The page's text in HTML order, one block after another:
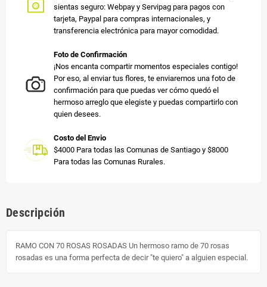
sientas seguro: Webpay y Servipag para pagos con
tarjeta, Paypal para compras internacionales, y
transferencia electrónica para mayor comodidad.
Foto de Confirmación
¡Nos encanta compartir momentos especiales contigo!
Por eso, al enviar tus flores, te enviaremos una foto de
confirmación para que puedas ver cómo quedó el
hermoso arreglo que elegiste y puedas compartirlo con
quien desees.
Costo del Envio
$4000 Para todas las Comunas de Santiago y $8000
Para todas las Comunas Rurales.
Descripción
RAMO CON 70 ROSAS ROSADAS Un hermoso ramo de 70 rosas
rosadas es una forma perfecta de decir "te quiero" a alguien especial.